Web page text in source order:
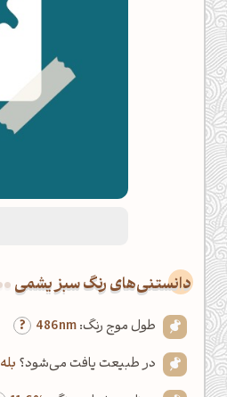
دانستنی‌های رنگ سبز یشمی
طول موج رنگ:486nm
در طبیعت یافت می‌شود؟ بله